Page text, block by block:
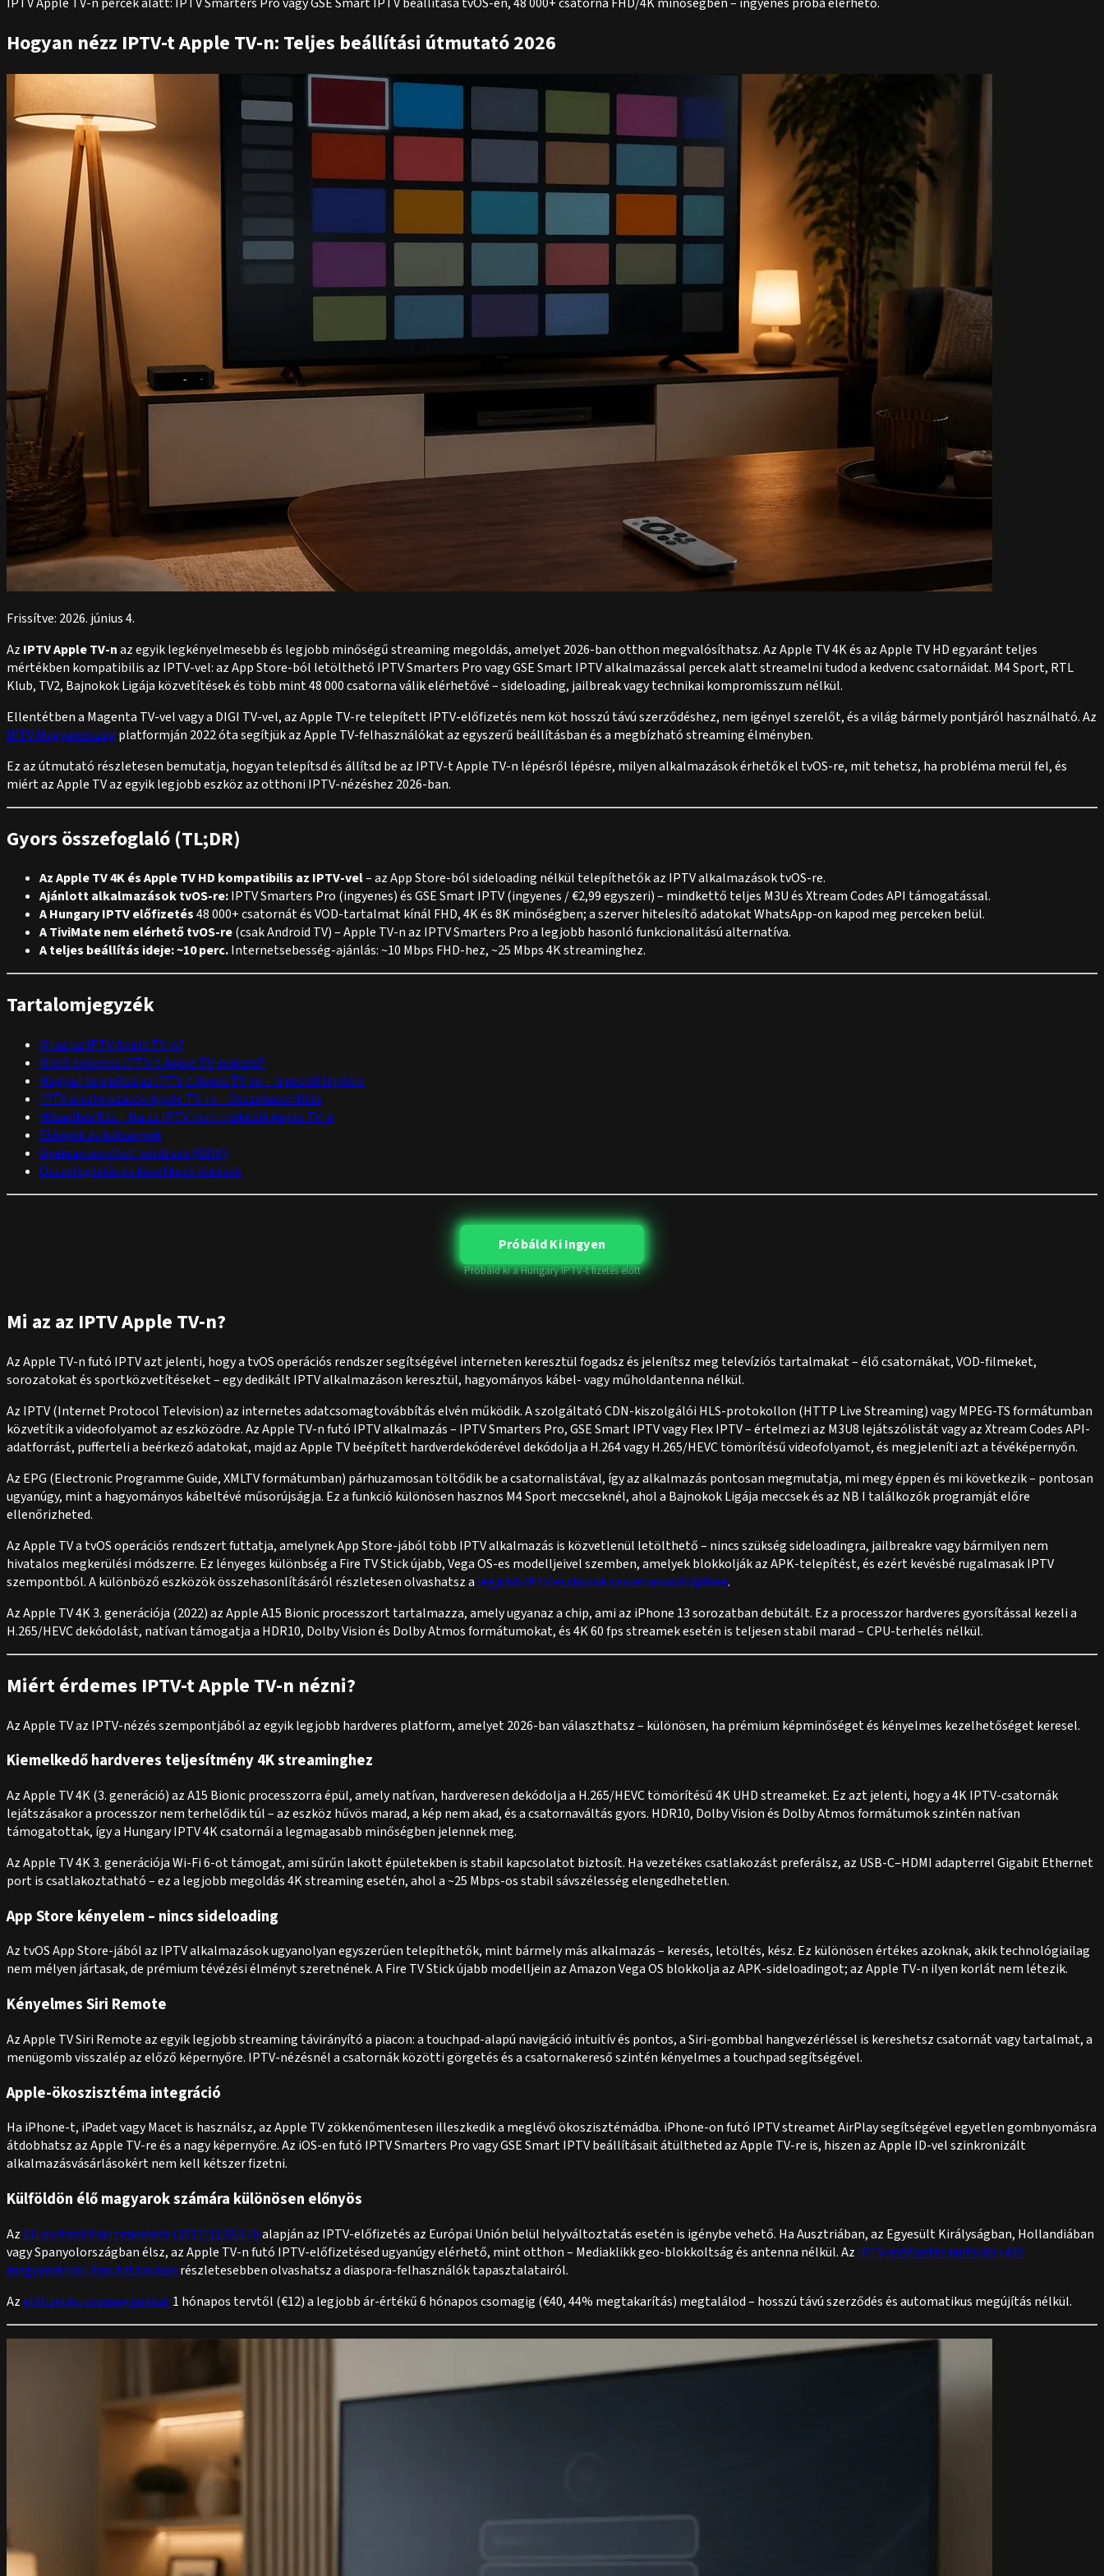
Hogyan nézz IPTV-t Apple TV-n: Teljes beállítási útmutató 2026
Frissítve: 2026. június 4.
Az IPTV Apple TV-naz egyik legkényelmesebb és legjobb minőségű streaming megoldás, amelyet 2026-ban otthon megvalósíthatsz. Az Apple TV 4K és az Apple TV HD egyaránt teljes
mértékben kompatibilis az IPTV-vel: az App Store-ból letölthető IPTV Smarters Pro vagy GSE Smart IPTV alkalmazással percek alatt streamelni tudod a kedvenc csatornáidat. M4 Sport, RTL
Klub, TV2, Bajnokok Ligája közvetítések és több mint 48 000 csatorna válik elérhetővé – sideloading, jailbreak vagy technikai kompromisszum nélkül.
Ellentétben a Magenta TV-vel vagy a DIGI TV-vel, az Apple TV-re telepített IPTV-előfizetés nem köt hosszú távú szerződéshez, nem igényel szerelőt, és a világ bármely pontjáról használható. Az
IPTV Magyarország platformján 2022 óta segítjük az Apple TV-felhasználókat az egyszerű beállításban és a megbízható streaming élményben.
Ez az útmutató részletesen bemutatja, hogyan telepítsd és állítsd be az IPTV-t Apple TV-n lépésről lépésre, milyen alkalmazások érhetők el tvOS-re, mit tehetsz, ha probléma merül fel, és
miért az Apple TV az egyik legjobb eszköz az otthoni IPTV-nézéshez 2026-ban.
Gyors összefoglaló (TL;DR)
Az Apple TV 4K és Apple TV HD kompatibilis az IPTV-vel– az App Store-ból sideloading nélkül telepíthetők az IPTV alkalmazások tvOS-re.
Ajánlott alkalmazások tvOS-re:IPTV Smarters Pro (ingyenes) és GSE Smart IPTV (ingyenes / €2,99 egyszeri) – mindkettő teljes M3U és Xtream Codes API támogatással.
A Hungary IPTV előfizetés48 000+ csatornát és VOD-tartalmat kínál FHD, 4K és 8K minőségben; a szerver hitelesítő adatokat WhatsApp-on kapod meg perceken belül.
A TiviMate nem elérhető tvOS-re(csak Android TV) – Apple TV-n az IPTV Smarters Pro a legjobb hasonló funkcionalitású alternatíva.
A teljes beállítás ideje: ~10 perc.Internetsebesség-ajánlás: ~10 Mbps FHD-hez, ~25 Mbps 4K streaminghez.
Tartalomjegyzék
Mi az az IPTV Apple TV-n?
Miért érdemes IPTV-t Apple TV-n nézni?
Hogyan telepítsd az IPTV-t Apple TV-re – lépésről lépésre
IPTV alkalmazások Apple TV-re – Összehasonlítás
Hibaelhárítás – Ha az IPTV nem működik Apple TV-n
Előnyök és hátrányok
Gyakran ismételt kérdések (GYIK)
Összefoglalás és következő lépések
Próbáld Ki Ingyen
Próbáld ki a Hungary IPTV-t fizetés előtt
Mi az az IPTV Apple TV-n?
Az Apple TV-n futó IPTV azt jelenti, hogy a tvOS operációs rendszer segítségével interneten keresztül fogadsz és jelenítsz meg televíziós tartalmakat – élő csatornákat, VOD-filmeket,
sorozatokat és sportközvetítéseket – egy dedikált IPTV alkalmazáson keresztül, hagyományos kábel- vagy műholdantenna nélkül.
Az IPTV (Internet Protocol Television) az internetes adatcsomagtovábbítás elvén működik. A szolgáltató CDN-kiszolgálói HLS-protokollon (HTTP Live Streaming) vagy MPEG-TS formátumban
közvetítik a videofolyamot az eszközödre. Az Apple TV-n futó IPTV alkalmazás – IPTV Smarters Pro, GSE Smart IPTV vagy Flex IPTV – értelmezi az M3U8 lejátszólistát vagy az Xtream Codes API-
adatforrást, pufferteli a beérkező adatokat, majd az Apple TV beépített hardverdekóderével dekódolja a H.264 vagy H.265/HEVC tömörítésű videofolyamot, és megjeleníti azt a tévéképernyőn.
Az EPG (Electronic Programme Guide, XMLTV formátumban) párhuzamosan töltődik be a csatornalistával, így az alkalmazás pontosan megmutatja, mi megy éppen és mi következik – pontosan
ugyanúgy, mint a hagyományos kábeltévé műsorújságja. Ez a funkció különösen hasznos M4 Sport meccseknél, ahol a Bajnokok Ligája meccsek és az NB I találkozók programját előre
ellenőrizheted.
Az Apple TV a tvOS operációs rendszert futtatja, amelynek App Store-jából több IPTV alkalmazás is közvetlenül letölthető – nincs szükség sideloadingra, jailbreakre vagy bármilyen nem
hivatalos megkerülési módszerre. Ez lényeges különbség a Fire TV Stick újabb, Vega OS-es modelljeivel szemben, amelyek blokkolják az APK-telepítést, és ezért kevésbé rugalmasak IPTV
szempontból. A különböző eszközök összehasonlításáról részletesen olvashatsz a legjobb IPTV eszközök összehasonlítójában.
Az Apple TV 4K 3. generációja (2022) az Apple A15 Bionic processzort tartalmazza, amely ugyanaz a chip, ami az iPhone 13 sorozatban debütált. Ez a processzor hardveres gyorsítással kezeli a
H.265/HEVC dekódolást, natívan támogatja a HDR10, Dolby Vision és Dolby Atmos formátumokat, és 4K 60 fps streamek esetén is teljesen stabil marad – CPU-terhelés nélkül.
Miért érdemes IPTV-t Apple TV-n nézni?
Az Apple TV az IPTV-nézés szempontjából az egyik legjobb hardveres platform, amelyet 2026-ban választhatsz – különösen, ha prémium képminőséget és kényelmes kezelhetőséget keresel.
Kiemelkedő hardveres teljesítmény 4K streaminghez
Az Apple TV 4K (3. generáció) az A15 Bionic processzorra épül, amely natívan, hardveresen dekódolja a H.265/HEVC tömörítésű 4K UHD streameket. Ez azt jelenti, hogy a 4K IPTV-csatornák
lejátszásakor a processzor nem terhelődik túl – az eszköz hűvös marad, a kép nem akad, és a csatornaváltás gyors. HDR10, Dolby Vision és Dolby Atmos formátumok szintén natívan
támogatottak, így a Hungary IPTV 4K csatornái a legmagasabb minőségben jelennek meg.
Az Apple TV 4K 3. generációja Wi-Fi 6-ot támogat, ami sűrűn lakott épületekben is stabil kapcsolatot biztosít. Ha vezetékes csatlakozást preferálsz, az USB-C–HDMI adapterrel Gigabit Ethernet
port is csatlakoztatható – ez a legjobb megoldás 4K streaming esetén, ahol a ~25 Mbps-os stabil sávszélesség elengedhetetlen.
App Store kényelem – nincs sideloading
Az tvOS App Store-jából az IPTV alkalmazások ugyanolyan egyszerűen telepíthetők, mint bármely más alkalmazás – keresés, letöltés, kész. Ez különösen értékes azoknak, akik technológiailag
nem mélyen jártasak, de prémium tévézési élményt szeretnének. A Fire TV Stick újabb modelljein az Amazon Vega OS blokkolja az APK-sideloadingot; az Apple TV-n ilyen korlát nem létezik.
Kényelmes Siri Remote
Az Apple TV Siri Remote az egyik legjobb streaming távirányító a piacon: a touchpad-alapú navigáció intuitív és pontos, a Siri-gombbal hangvezérléssel is kereshetsz csatornát vagy tartalmat, a
menügomb visszalép az előző képernyőre. IPTV-nézésnél a csatornák közötti görgetés és a csatornakereső szintén kényelmes a touchpad segítségével.
Apple-ökoszisztéma integráció
Ha iPhone-t, iPadet vagy Macet is használsz, az Apple TV zökkenőmentesen illeszkedik a meglévő ökoszisztémádba. iPhone-on futó IPTV streamet AirPlay segítségével egyetlen gombnyomásra
átdobhatsz az Apple TV-re és a nagy képernyőre. Az iOS-en futó IPTV Smarters Pro vagy GSE Smart IPTV beállításait átültheted az Apple TV-re is, hiszen az Apple ID-vel szinkronizált
alkalmazásvásárlásokért nem kell kétszer fizetni.
Külföldön élő magyarok számára különösen előnyös
Az EU portabilitási rendelete (2017/1128/EU)alapján az IPTV-előfizetés az Európai Unión belül helyváltoztatás esetén is igénybe vehető. Ha Ausztriában, az Egyesült Királyságban, Hollandiában
vagy Spanyolországban élsz, az Apple TV-n futó IPTV-előfizetésed ugyanúgy elérhető, mint otthon – Mediaklikk geo-blokkoltság és antenna nélkül. Az IPTV-előfizetés külföldön élő
magyaroknak útmutatónkban részletesebben olvashatsz a diaspora-felhasználók tapasztalatairól.
Azelőfizetési csomagjainkat 1 hónapos tervtől (€12) a legjobb ár-értékű 6 hónapos csomagig (€40, 44% megtakarítás) megtalálod – hosszú távú szerződés és automatikus megújítás nélkül.